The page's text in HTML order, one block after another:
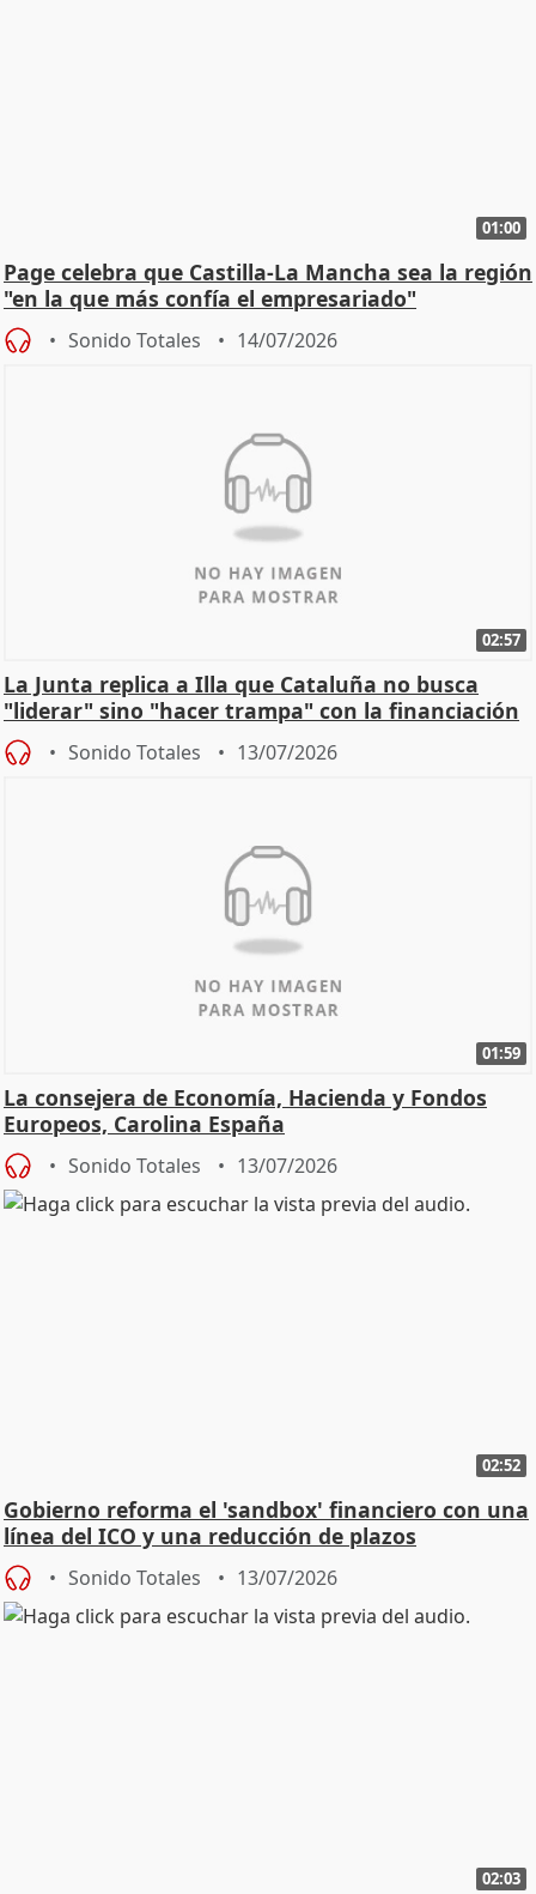
01:00
Page celebra que Castilla-La Mancha sea la región
"en la que más confía el empresariado"
Sonido Totales 14/07/2026
02:57
La Junta replica a Illa que Cataluña no busca
"liderar" sino "hacer trampa" con la financiación
Sonido Totales 13/07/2026
01:59
La consejera de Economía, Hacienda y Fondos
Europeos, Carolina España
Sonido Totales 13/07/2026
02:52
Gobierno reforma el 'sandbox' financiero con una
línea del ICO y una reducción de plazos
Sonido Totales 13/07/2026
02:03